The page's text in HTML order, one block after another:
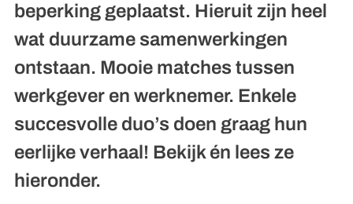
beperking geplaatst. Hieruit zijn heel
wat duurzame samenwerkingen
ontstaan. Mooie matches tussen
werkgever en werknemer. Enkele
succesvolle duo’s doen graag hun
eerlijke verhaal! Bekijk én lees ze
hieronder.